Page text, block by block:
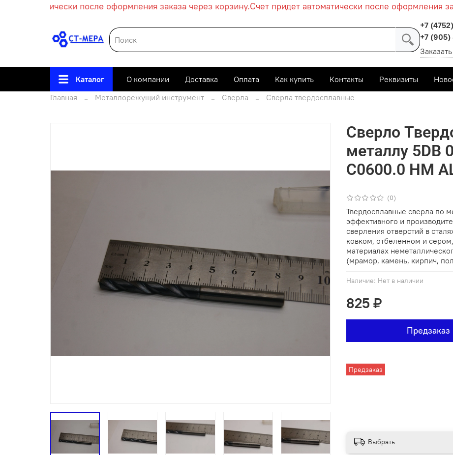
автоматически после оформления заказа через корзину.Счет придет автоматически после оформления
+7
+7
Каталог О компании Доставка Оплата Как купить Контакты Реквизиты
Главная
Металлорежущий инструмент Сверла Сверла твердосплавные
(0)
Наличие: Нет в наличии
Предзаказ
Сверло
металлу 5DB
C0600.0 HM
825 ₽
Предзаказ
Твердосплавные сверла по
эффективного и
сверления отверстий в
ковком, отбеленном и
материалах
(мрамор, камень, кирпич,
Выбрать